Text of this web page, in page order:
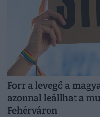
Forr a levegő a
azonnal leállhat a
Fehérváron